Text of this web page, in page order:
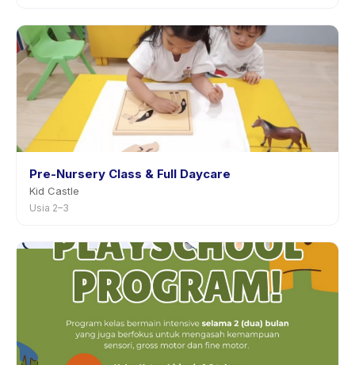
Pre-Nursery Class & Full Daycare
Kid Castle
Usia 2–3